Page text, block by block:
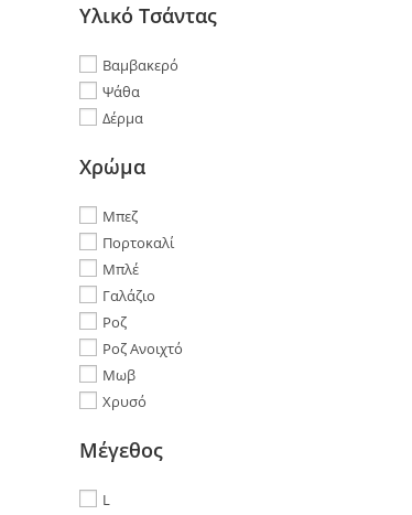
Υλικό Τσάντας
Βαμβακερό
Ψάθα
Δέρμα
Χρώμα
Μπεζ
Πορτοκαλί
Μπλέ
Γαλάζιο
Ροζ
Ροζ Ανοιχτό
Μωβ
Χρυσό
Μέγεθος
L